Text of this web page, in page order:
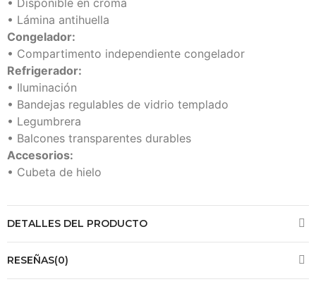
• Lámina antihuella
Congelador:
• Compartimento independiente congelador
Refrigerador:
• Iluminación
• Bandejas regulables de vidrio templado
• Legumbrera
• Balcones transparentes durables
Accesorios:
• Cubeta de hielo
DETALLES DEL PRODUCTO
RESEÑAS(0)